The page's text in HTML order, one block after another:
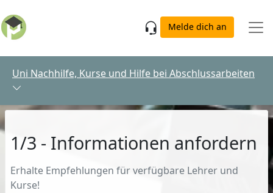
Melde dich an
Uni Nachhilfe, Kurse und Hilfe bei Abschlussarbeiten
1/3 - Informationen anfordern
Erhalte Empfehlungen für verfügbare Lehrer und
Kurse!